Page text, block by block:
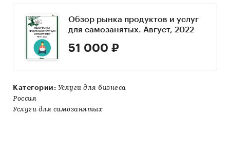
Обзор рынка продуктов и услуг
для самозанятых. Август, 2022
51 000 ₽
Категории: Услуги для бизнеса
Россия
Услуги для самозанятых